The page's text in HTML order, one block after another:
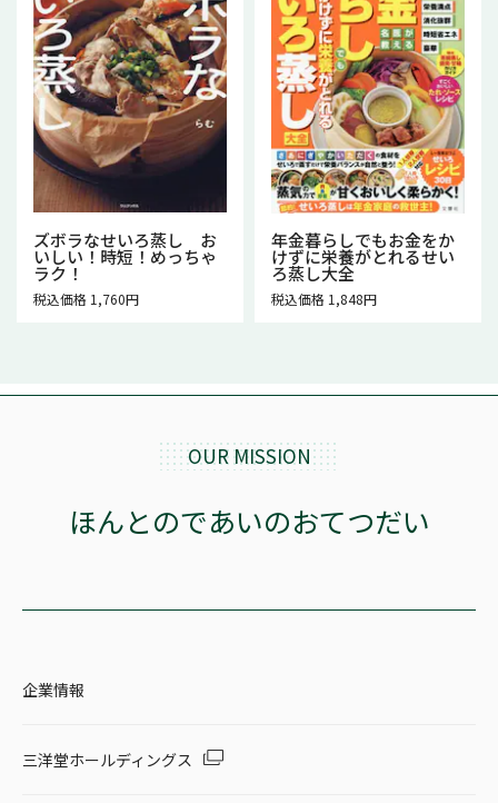
ズボラなせいろ蒸し お
いしい！時短！めっちゃ
ラク！
税込価格 1,760円
年金暮らしでもお金をか
けずに栄養がとれるせい
ろ蒸し大全
税込価格 1,848円
OUR MISSION
ほんとのであいのおてつだい
企業情報
三洋堂ホールディングス